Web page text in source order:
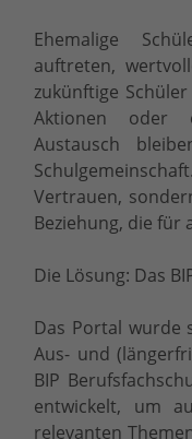
Ehemalige
auftreten,
zukünftige
Aktionen oder
Austausch
Vertrauen,
Beziehung, die für
Die Lösung: Das
Das Portal wurde
Aus- und
BIP
entwickelt, um
relevanten